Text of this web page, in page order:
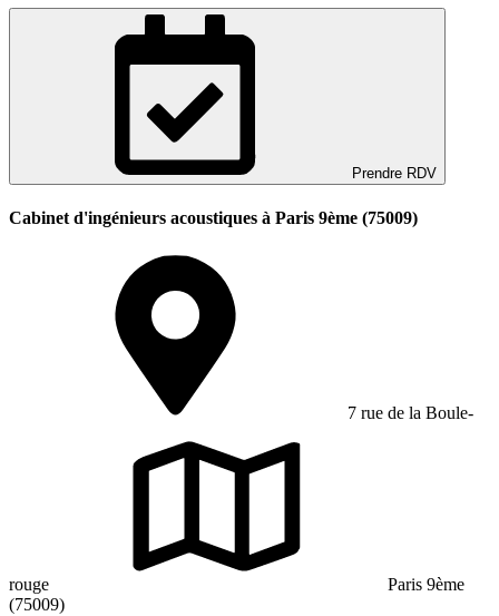
Prendre RDV
Cabinet d'ingénieurs acoustiques à Paris 9ème (75009)
7 rue de la Boule-
rouge
Paris 9ème
(75009)